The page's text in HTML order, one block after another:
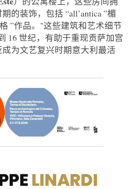
的装饰，包括 “all’antica ”楣
”作品。"这些建筑和艺术细节
16 世纪，有助于重现贡萨加宫
为文艺复兴时期意大利最活